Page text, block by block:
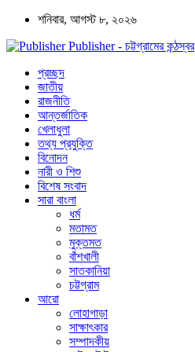
শনিবার, আগস্ট ৮, ২০২৬
Publisher - চট্টগ্রামের কন্ঠস্বর
প্রচ্ছদ
জাতীয়
রাজনীতি
আন্তর্জাতিক
খেলাধুলা
তথ্য প্রযুক্তি
বিনোদন
নারী ও শিশু
বিশেষ সংবাদ
সারা বাংলা
ধর্ম
মতামত
মুক্তমত
বাঁশখালী
সাতকানিয়া
চট্টগ্রাম
আরো
লোহাগাড়া
সাক্ষাৎকার
সম্পাদকীয়